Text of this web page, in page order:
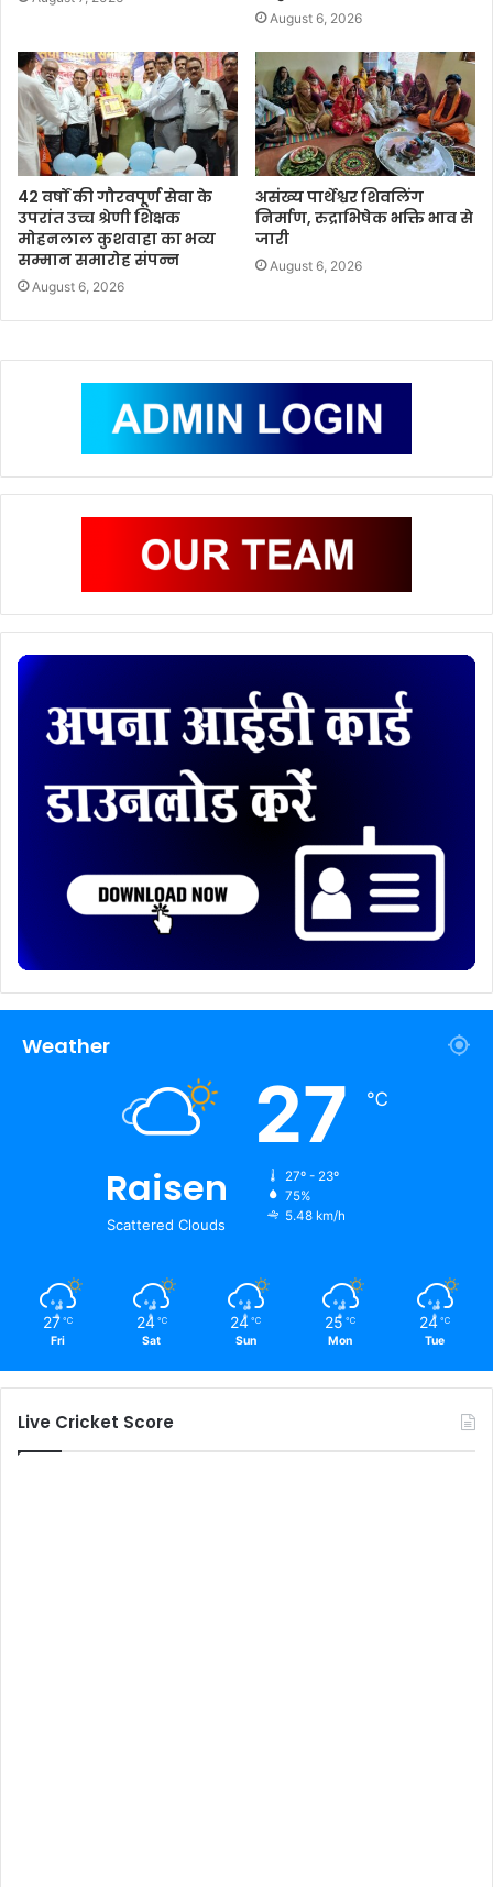
August 6, 2026
42 वर्षों की गौरवपूर्ण सेवा के
उपरांत उच्च श्रेणी शिक्षक
मोहनलाल कुशवाहा का भव्य
सम्मान समारोह संपन्न
August 6, 2026
असंख्य पार्थेश्वर शिवलिंग
निर्माण, रुद्राभिषेक भक्ति भाव से
जारी
August 6, 2026
Weather
Raisen
Scattered Clouds
27 ℃
27º - 23º
75%
5.48 km/h
27 ℃
Fri
24 ℃
Sat
24 ℃
Sun
25 ℃
Mon
24 ℃
Tue
Live Cricket Score